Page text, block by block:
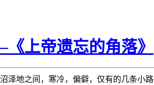
上帝遗忘的角落》
地之间，寒冷，偏僻，仅有的几条小